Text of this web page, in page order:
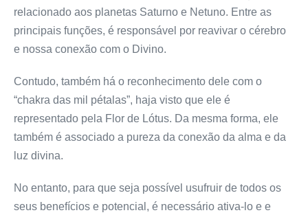
relacionado aos planetas Saturno e Netuno. Entre as
principais funções, é responsável por reavivar o cérebro
e nossa conexão com o Divino.
Contudo, também há o reconhecimento dele com o
“chakra das mil pétalas”, haja visto que ele é
representado pela Flor de Lótus. Da mesma forma, ele
também é associado a pureza da conexão da alma e da
luz divina.
No entanto, para que seja possível usufruir de todos os
seus benefícios e potencial, é necessário ativa-lo e e